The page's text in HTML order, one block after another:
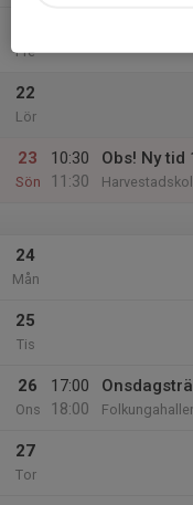
Fre
22
Lör
23
Sön
10:30
11:30
Obs! Ny
24
Mån
25
Tis
26
Ons
17:00
18:00
27
Tor